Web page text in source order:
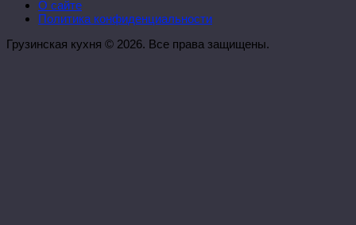
О сайте
Политика конфиденциальности
Грузинская кухня © 2026. Все права защищены.